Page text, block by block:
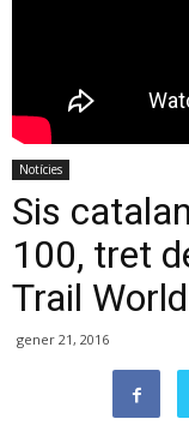
Notícies
Sis
100, tret
Trail
gener 21, 2016